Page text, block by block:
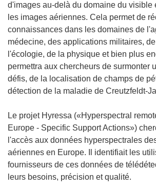
d'images au-delà du domaine du visible
les images aériennes. Cela permet de
connaissances dans les domaines de
médecine, des applications militaires,
l'écologie, de la physique et bien plus
permettra aux chercheurs de surmonter
défis, de la localisation de champs de
détection de la maladie de Creutzfeldt-
Le projet Hyressa («Hyperspectral
Europe - Specific Support Actions»)
l'accès aux données hyperspectrales
aériennes en Europe. Il identifiait les
fournisseurs de ces données de
leurs besoins, précision et qualité.